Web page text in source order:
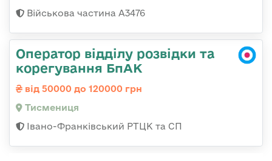
Військова частина А3476
Оператор відділу розвідки та
корегування БпАК
від 50000 до 120000 грн
Тисмениця
Івано-Франківський РТЦК та СП